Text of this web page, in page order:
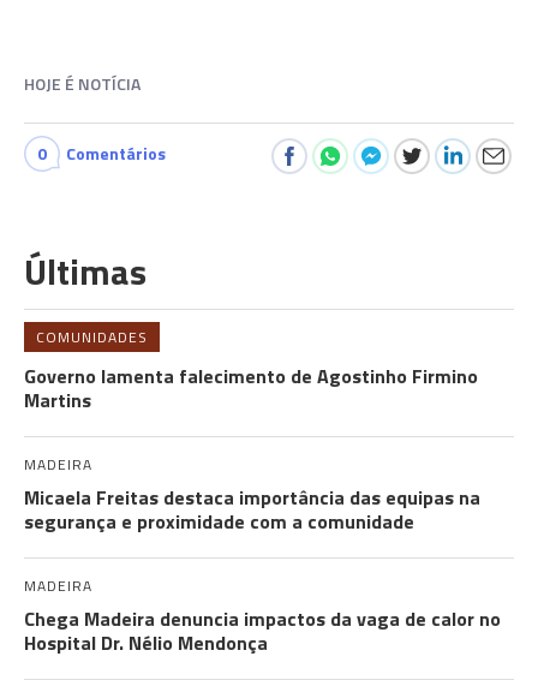
HOJE É NOTÍCIA
0 Comentários
Últimas
COMUNIDADES
Governo lamenta falecimento de Agostinho Firmino
Martins
MADEIRA
Micaela Freitas destaca importância das equipas na
segurança e proximidade com a comunidade
MADEIRA
Chega Madeira denuncia impactos da vaga de calor no
Hospital Dr. Nélio Mendonça